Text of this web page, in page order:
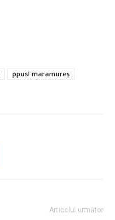
ppusl maramureș
Articolul următor